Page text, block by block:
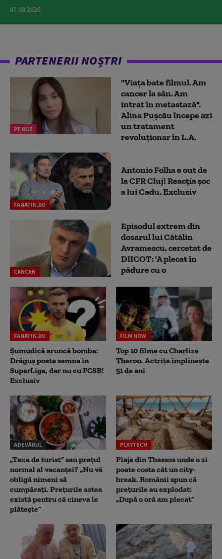
07.08.2026
PARTENERII NOȘTRI
PE ROZ
"Viața bate filmul. Am
cancer la sân. Am
intrat în metastază".
Alina Pușcău începe azi
un tratament
revoluționar în L.A.
FANATIK.RO
Antonio Folha e out de
la CFR Cluj! Reacția șoc
a lui Cadu. Exclusiv
CANCAN
Episodul extrem din
dosarul lui Cătălin
Avramescu, cercetat de
DIICOT: 'A plecat în
pădure cu o
FANATIK.RO
Șumudică aruncă bomba:
Drăguș poate semna în
SuperLiga, dar nu cu FCSB!
Exclusiv
FILM NOW
Top 10 filme cu Charlize
Theron. Actrița împlinește
51 de ani
ADEVĂRUL
„Taxa de turist” sau prețul
normal al vacanței? „Nu vă
obligă nimeni să
cumpărați. Prețurile astea
există pentru că cineva le
plătește”
PLAYTECH
Plaja din Thassos unde o zi
poate costa cât un city-
break. Românii spun că
prețurile au explodat:
„După o oră am plecat”